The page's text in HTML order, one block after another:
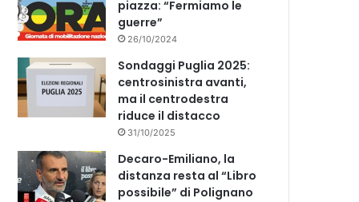
piazza: “Fermiamo le
guerre”
26/10/2024
Sondaggi Puglia 2025:
centrosinistra avanti,
ma il centrodestra
riduce il distacco
31/10/2025
Decaro-Emiliano, la
distanza resta al “Libro
possibile” di Polignano